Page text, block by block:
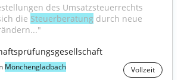
des Umsatzsteuerrechts
die Steuerberatung durch neue
Mönchengladbach Vollzeit